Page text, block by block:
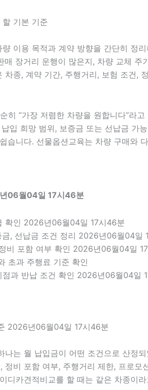
기본 기준
이용 목적과 계약 방향을 간단히 정
매 장거리 운행이 많은지, 차량 교체
차종, 계약 기간, 주행거리, 보험 조건,
히 “가장 저렴한 차량을 원합니다”
입 희망 범위, 보증금 또는 선납금
습니다. 선물옵션교육는 차량 구매와
06월04일 17시46분
확인 2026년06월04일 17시46분
금, 선납금 조건 정리 2026년06월04일
비 포함 여부 확인 2026년06월04일
초과 주행료 기준 확인
점과 반납 조건 확인 2026년06월04일
2026년06월04일 17시46분
나는 월 납입금이 어떤 조건으로 산정
정비 포함 여부, 주행거리 제한, 프로
디카견적비교를 할 때는 같은 차종이